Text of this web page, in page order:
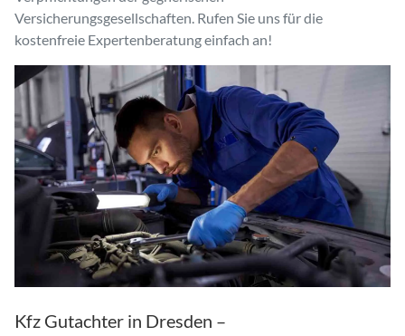
Versicherungsgesellschaften. Rufen Sie uns für die
kostenfreie Expertenberatung einfach an!
Kfz Gutachter in Dresden –